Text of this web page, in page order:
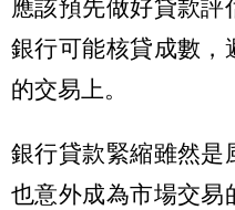
應該預先做好貸款評
銀行可能核貸成數，
的交易上。
銀行貸款緊縮雖然是
也意外成為市場交易